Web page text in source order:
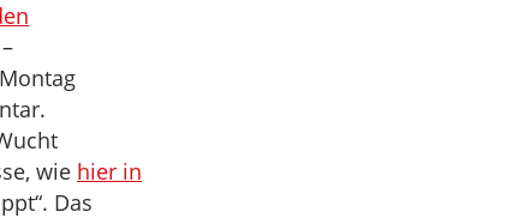
–
wie hier in
Das